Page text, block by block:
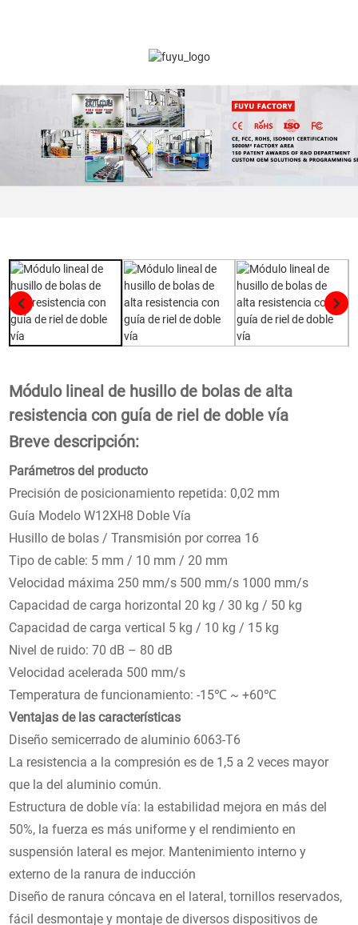
Módulo lineal de husillo de bolas de alta
resistencia con guía de riel de doble vía
Breve descripción:
Parámetros del producto
Precisión de posicionamiento repetida: 0,02 mm
Guía Modelo W12XH8 Doble Vía
Husillo de bolas / Transmisión por correa 16
Tipo de cable: 5 mm / 10 mm / 20 mm
Velocidad máxima 250 mm/s 500 mm/s 1000 mm/s
Capacidad de carga horizontal 20 kg / 30 kg / 50 kg
Capacidad de carga vertical 5 kg / 10 kg / 15 kg
Nivel de ruido: 70 dB – 80 dB
Velocidad acelerada 500 mm/s
Temperatura de funcionamiento: -15℃ ~ +60℃
Ventajas de las características
Diseño semicerrado de aluminio 6063-T6
La resistencia a la compresión es de 1,5 a 2 veces mayor
que la del aluminio común.
Estructura de doble vía: la estabilidad mejora en más del
50%, la fuerza es más uniforme y el rendimiento en
suspensión lateral es mejor. Mantenimiento interno y
externo de la ranura de inducción
Diseño de ranura cóncava en el lateral, tornillos reservados,
fácil desmontaje y montaje de diversos dispositivos de